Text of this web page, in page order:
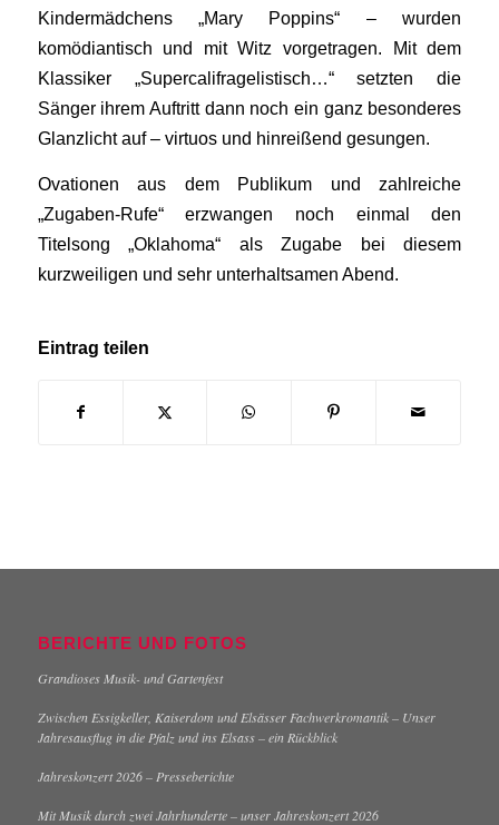
Kindermädchens „Mary Poppins“ – wurden
komödiantisch und mit Witz vorgetragen. Mit dem
Klassiker „Supercalifragelistisch…“ setzten die
Sänger ihrem Auftritt dann noch ein ganz besonderes
Glanzlicht auf – virtuos und hinreißend gesungen.
Ovationen aus dem Publikum und zahlreiche
„Zugaben-Rufe“ erzwangen noch einmal den
Titelsong „Oklahoma“ als Zugabe bei diesem
kurzweiligen und sehr unterhaltsamen Abend.
Eintrag teilen
BERICHTE UND FOTOS
Grandioses Musik- und Gartenfest
Zwischen Essigkeller, Kaiserdom und Elsässer Fachwerkromantik – Unser
Jahresausflug in die Pfalz und ins Elsass – ein Rückblick
Jahreskonzert 2026 – Presseberichte
Mit Musik durch zwei Jahrhunderte – unser Jahreskonzert 2026